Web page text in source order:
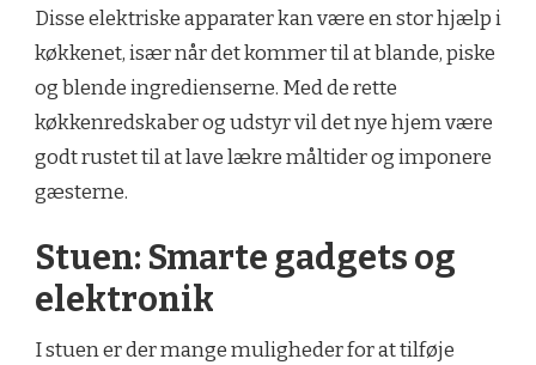
Disse elektriske apparater kan være en stor hjælp i
køkkenet, især når det kommer til at blande, piske
og blende ingredienserne. Med de rette
køkkenredskaber og udstyr vil det nye hjem være
godt rustet til at lave lækre måltider og imponere
gæsterne.
Stuen: Smarte gadgets og
elektronik
I stuen er der mange muligheder for at tilføje